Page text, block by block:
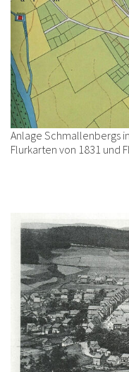
Anlage Schmallenbergs
Flurkarten von 1831 und